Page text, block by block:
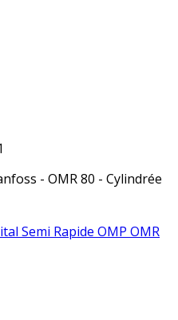
- OMR 80 - Cylindrée
Semi Rapide OMP OMR